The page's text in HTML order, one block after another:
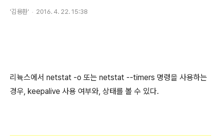
'김용환' 2016. 4. 22. 15:38
리뉵스에서 netstat -o 또는 netstat --timers 명령을 사용하는
경우, keepalive 사용 여부와, 상태를 볼 수 있다.